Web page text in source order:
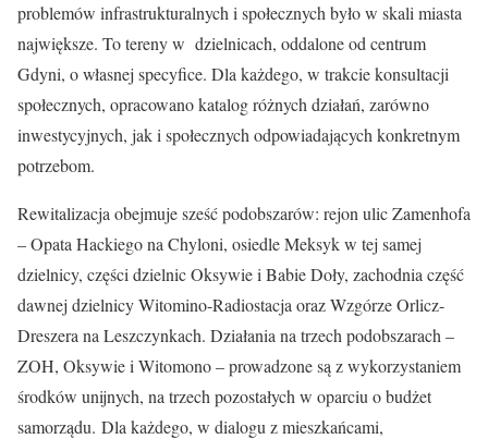
problemów infrastrukturalnych i społecznych było w skali miasta
największe. To tereny w dzielnicach, oddalone od centrum
Gdyni, o własnej specyfice. Dla każdego, w trakcie konsultacji
społecznych, opracowano katalog różnych działań, zarówno
inwestycyjnych, jak i społecznych odpowiadających konkretnym
potrzebom.
Rewitalizacja obejmuje sześć podobszarów: rejon ulic Zamenhofa
– Opata Hackiego na Chyloni, osiedle Meksyk w tej samej
dzielnicy, części dzielnic Oksywie i Babie Doły, zachodnia część
dawnej dzielnicy Witomino-Radiostacja oraz Wzgórze Orlicz-
Dreszera na Leszczynkach. Działania na trzech podobszarach –
ZOH, Oksywie i Witomono – prowadzone są z wykorzystaniem
środków unijnych, na trzech pozostałych w oparciu o budżet
samorządu. Dla każdego, w dialogu z mieszkańcami,